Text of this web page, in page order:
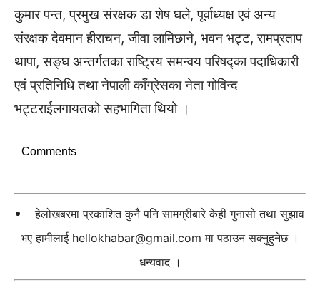
कुमार पन्त, प्रमुख संरक्षक डा शेष घले, पूर्वाध्यक्ष एवं अन्य
संरक्षक देवमान हीराचन, जीवा लामिछाने, भवन भट्ट, रामप्रताप
थापा, सङ्घ अन्तर्गतका राष्ट्रिय समन्वय परिषद्का पदाधिकारी
एवं प्रतिनिधि तथा नेपाली काँग्रेसका नेता गोविन्द
भट्टराईलगायतको सहभागिता थियो ।
Comments
हेलोखबरमा प्रकाशित कुनै पनि सामग्रीबारे केही गुनासो तथा सुझाव
भए हामीलाई hellokhabar@gmail.com मा पठाउन सक्नुहुनेछ ।
धन्यवाद ।